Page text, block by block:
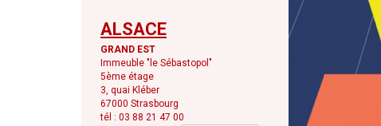
ALSACE
GRAND EST
Immeuble "le Sébastopol"
5ème étage
3, quai Kléber
67000 Strasbourg
tél : 03 88 21 47 00